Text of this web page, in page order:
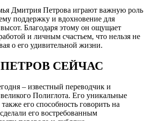
Дмитрия Петрова играют важную роль
поддержку и вдохновение для
Благодаря этому он ощущает
и личным счастьем, что нельзя не
о его удивительной жизни.
СЕЙЧАС
– известный переводчик и
Полиглота. Его уникальные
его способность говорить на
его востребованным